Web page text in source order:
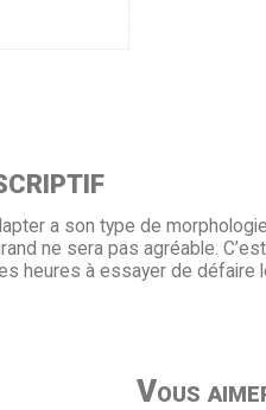
a son type de
ne sera pas agréable.
heures à essayer de
Vous